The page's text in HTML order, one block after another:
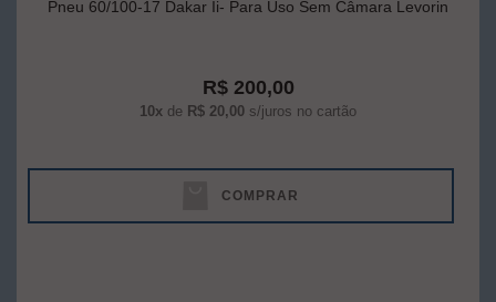
Pneu 60/100-17 Dakar Ii- Para Uso Sem Câmara Levorin
R$ 200,00
10x de R$ 20,00 s/juros no cartão
COMPRAR